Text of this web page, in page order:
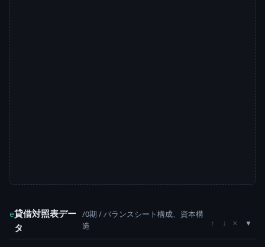
e貸借対照表デー
タ
/0期 / バランスシート構成、資本構
造
↑ ↓ ×